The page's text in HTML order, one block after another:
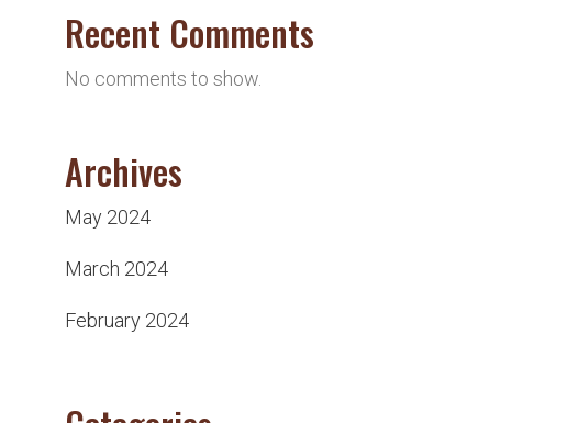
Recent Comments
No comments to show.
Archives
May 2024
March 2024
February 2024